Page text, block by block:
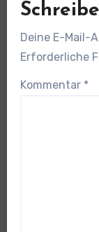
Deine E-Mail-
Erforderliche
Kommentar *